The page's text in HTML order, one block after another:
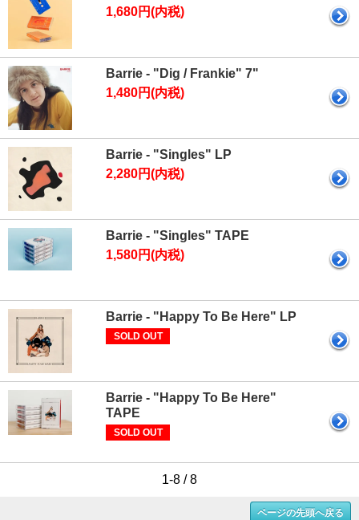
1,680円(内税)
Barrie - "Dig / Frankie" 7"
1,480円(内税)
Barrie - "Singles" LP
2,280円(内税)
Barrie - "Singles" TAPE
1,580円(内税)
Barrie - "Happy To Be Here" LP
SOLD OUT
Barrie - "Happy To Be Here"
TAPE
SOLD OUT
1-8 / 8
ページの先頭へ戻る